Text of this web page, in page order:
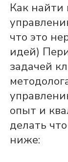
Как найти
что это
идей)
задачей
опыт и
делать
ниже: